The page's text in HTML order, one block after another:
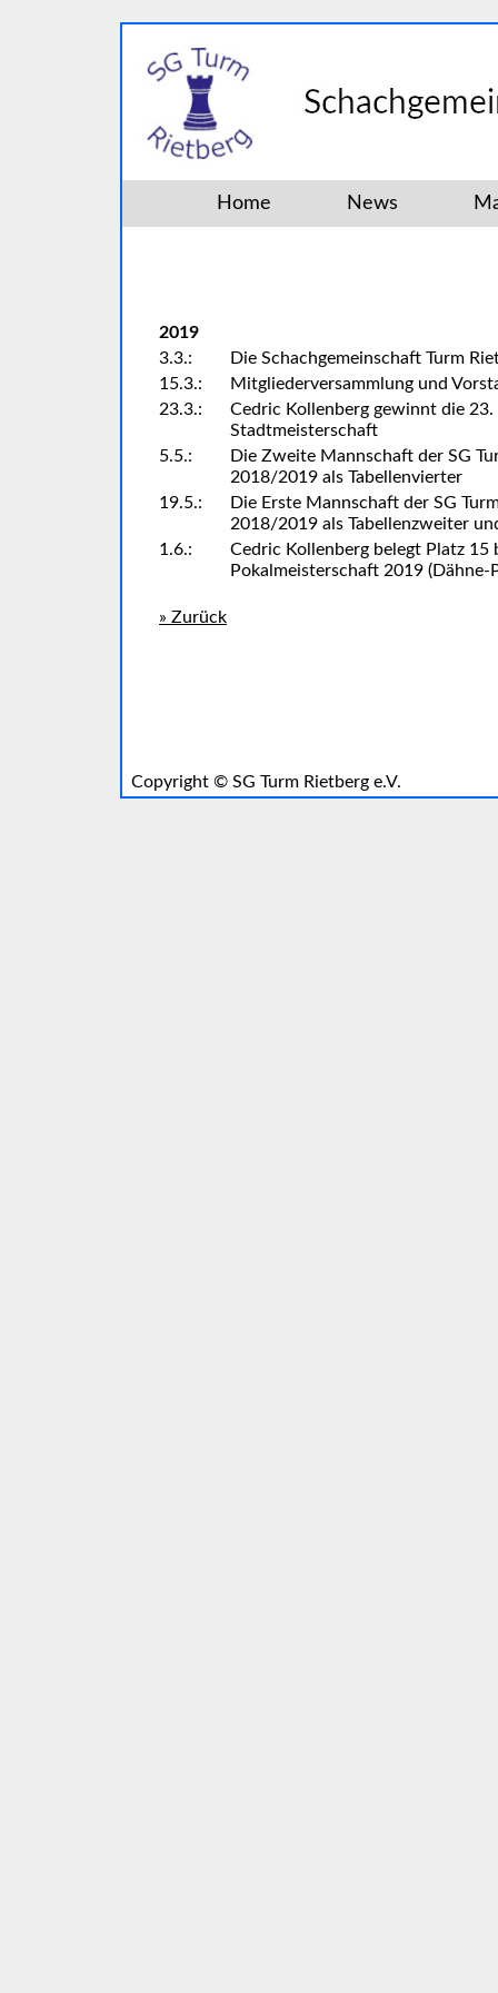
Home News
2019
3.3.:
Die Schachgemeinschaft Turm
15.3.:
Mitgliederversammlung und
23.3.:
Cedric Kollenberg gewinnt die
Stadtmeisterschaft
5.5.:
Die Zweite Mannschaft der SG
2018/2019 als Tabellenvierter
19.5.:
Die Erste Mannschaft der SG
2018/2019 als Tabellenzweiter
1.6.:
Cedric Kollenberg belegt Platz 15
Pokalmeisterschaft 2019 (Dähne-
» Zurück
Copyright © SG Turm Rietberg e.V.